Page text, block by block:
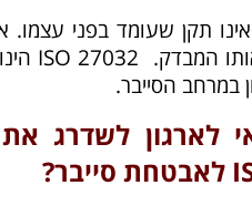
במרחב הסייבר.
לארגון לשדרג